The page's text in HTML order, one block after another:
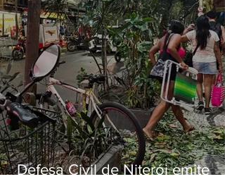
Defesa Civil de Niterói emite